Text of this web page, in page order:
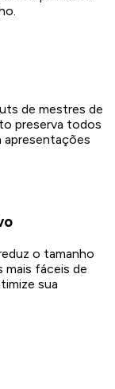
de mestres de
preserva todos
apresentações
o tamanho
mais fáceis de
sua